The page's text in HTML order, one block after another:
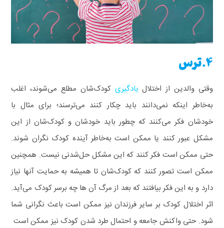
4.ترس
وقتی والدین از اختلال یادگیری کودک‌شان مطلع می‌شوند، اغلب
به‌خاطر اینکه نمی‌دانند باید چکار کنند می‌ترسند؛ برای مثال با
خودشان فکر می‌کنند که چطور باید خودشان و کودک‌شان از این
مشکل عبور کنند یا ممکن است به‌خاطر آینده کودک نگران شوند.
حتی ممکن است فکر کنند که این مشکل حل‌شدنی نیست. همچنین
ممکن است تصور کنند که کودک‌شان تا همیشه به حمایت آنها نیاز
دارد و به این فکر بیافتند که بعد از مرگ آن ها چه برسر کودک می‌آید.
اثر اختلال کودک بر سایر فرزندان نیز ممکن است باعث نگرانی شما
شود. حتی واکنش جامعه و احتمال طرد شدن کودک نیز ممکن است